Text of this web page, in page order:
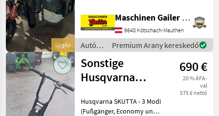
Új gép
anmeldefrei - gilt als
Fahrrad Maximale
Höchstgeschwindigkeit: 25
km/h (durch elektro
Maschinen Gailer GmbH
9640 Kötschach-Mauthen
Autók /
Motorkerékpárok
/ Nero
Premium Arany kereskedő
Sonstige
Husqvarna
690 €
20 % ÁFA-
val
575 € nettó
Husqvarna SKUTTA - 3 Modi
(Fußgänger, Economy und